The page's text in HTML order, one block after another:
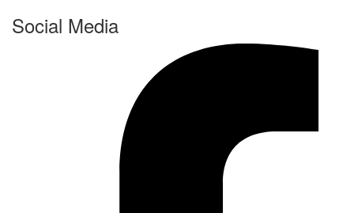
Social Media